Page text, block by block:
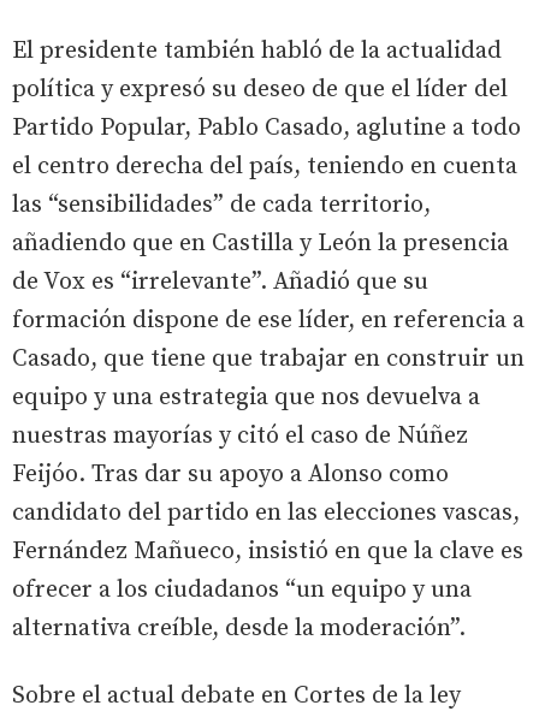
El presidente también habló de la actualidad
política y expresó su deseo de que el líder del
Partido Popular, Pablo Casado, aglutine a todo
el centro derecha del país, teniendo en cuenta
las “sensibilidades” de cada territorio,
añadiendo que en Castilla y León la presencia
de Vox es “irrelevante”. Añadió que su
formación dispone de ese líder, en referencia a
Casado, que tiene que trabajar en construir un
equipo y una estrategia que nos devuelva a
nuestras mayorías y citó el caso de Núñez
Feijóo. Tras dar su apoyo a Alonso como
candidato del partido en las elecciones vascas,
Fernández Mañueco, insistió en que la clave es
ofrecer a los ciudadanos “un equipo y una
alternativa creíble, desde la moderación”.
Sobre el actual debate en Cortes de la ley